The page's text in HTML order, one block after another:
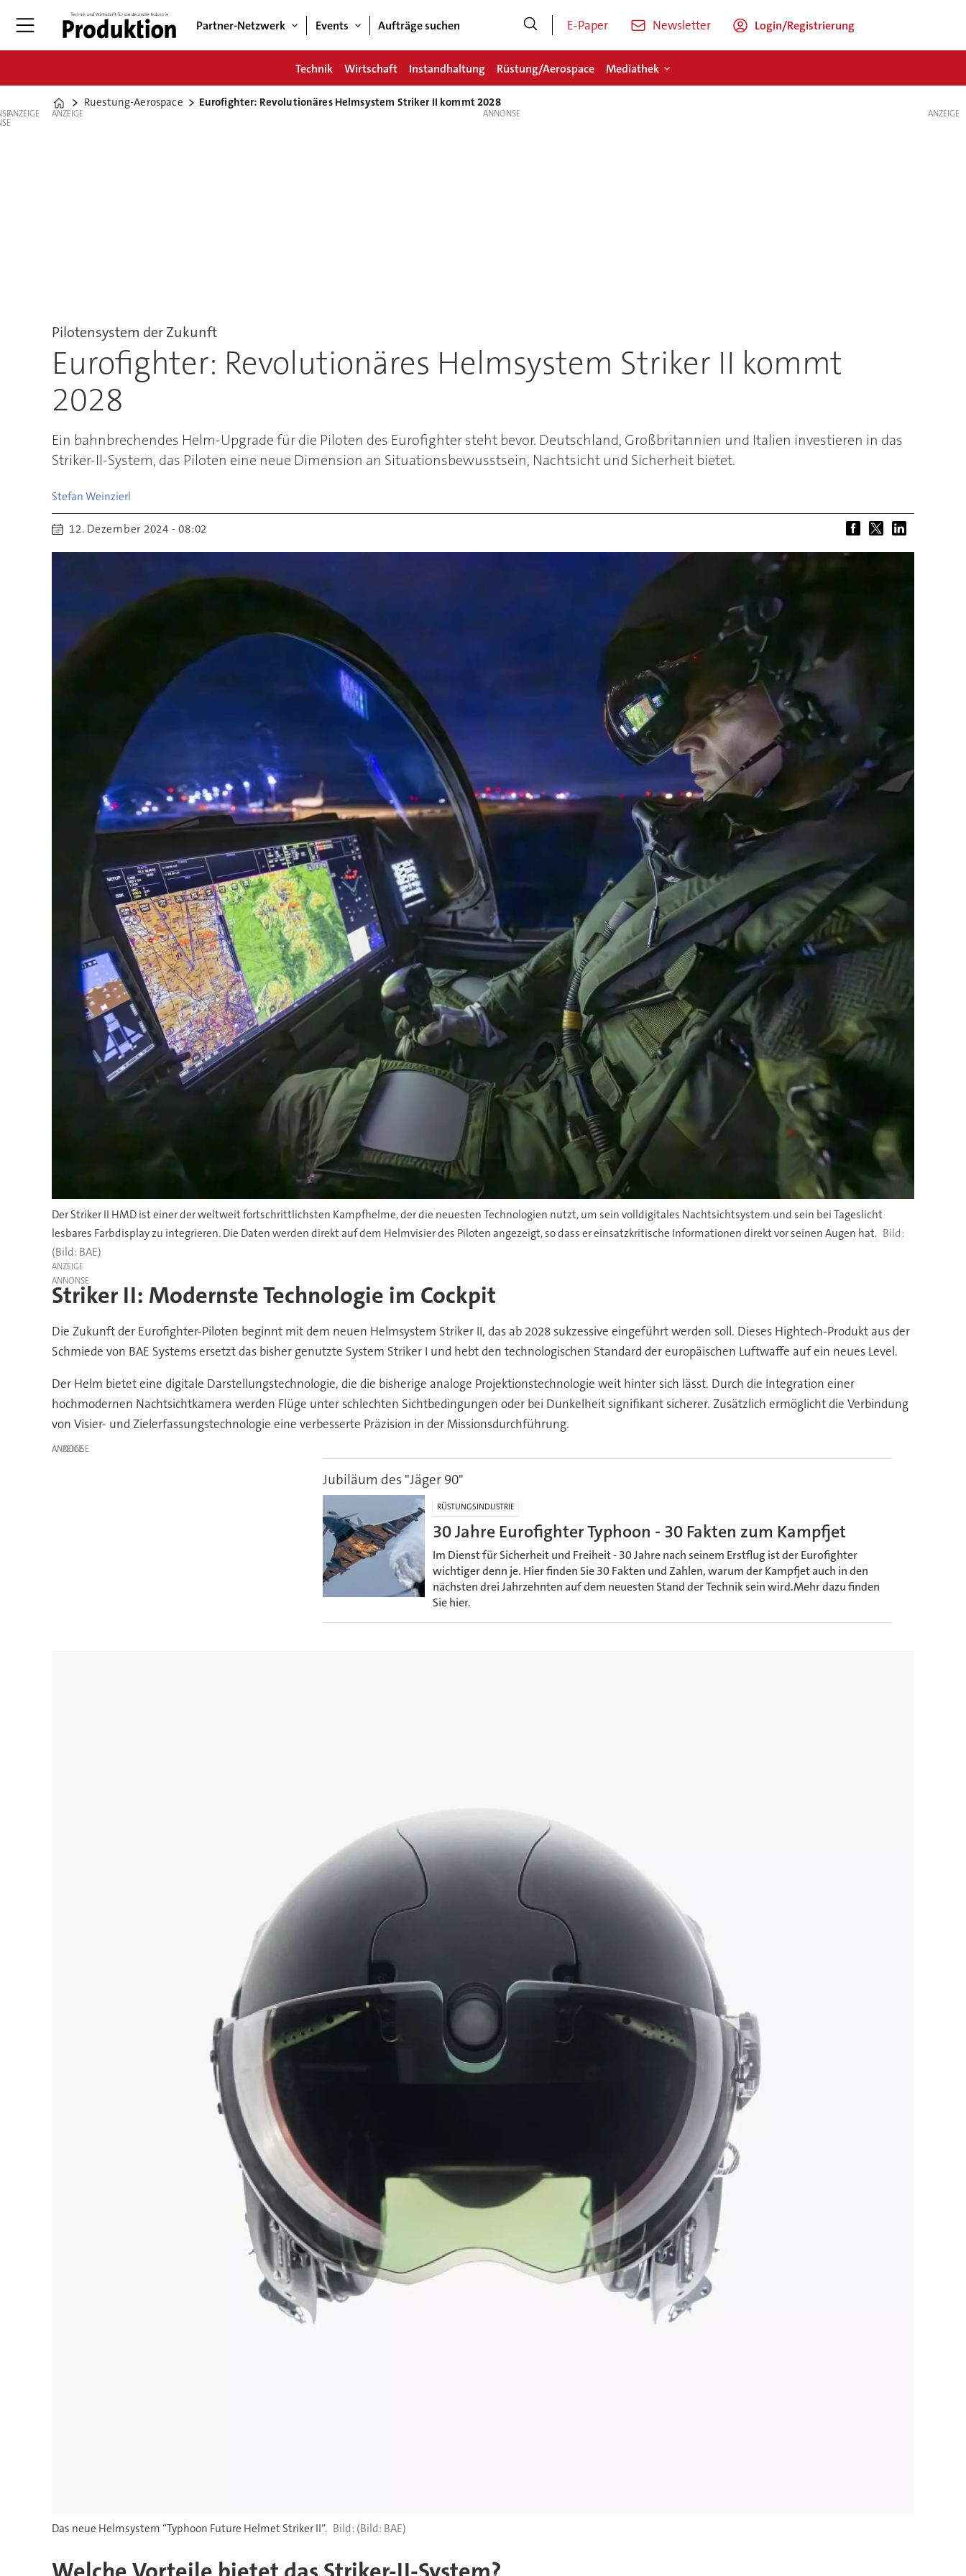
Partner-Netzwerk Events Aufträge suchen E-Paper Newsletter Login/Registrierung
Technik Wirtschaft Instandhaltung Rüstung/Aerospace Mediathek
Home
Ruestung-Aerospace Eurofighter: Revolutionäres Helmsystem Striker II kommt 2028
ANZEIGE ANZEIGE
Pilotensystem der Zukunft
Eurofighter: Revolutionäres Helmsystem Striker II kommt
2028
Ein bahnbrechendes Helm-Upgrade für die Piloten des Eurofighter steht bevor. Deutschland, Großbritannien und Italien investieren in das
Striker-II-System, das Piloten eine neue Dimension an Situationsbewusstsein, Nachtsicht und Sicherheit bietet.
Stefan Weinzierl
12. Dezember 2024 - 08:02
Der Striker II HMD ist einer der weltweit fortschrittlichsten Kampfhelme, der die neuesten Technologien nutzt, um sein volldigitales Nachtsichtsystem und sein bei Tageslicht
lesbares Farbdisplay zu integrieren. Die Daten werden direkt auf dem Helmvisier des Piloten angezeigt, so dass er einsatzkritische Informationen direkt vor seinen Augen hat.
(Bild: BAE)
ANZEIGE
Striker II: Modernste Technologie im Cockpit
Die Zukunft der Eurofighter-Piloten beginnt mit dem neuen Helmsystem Striker II, das ab 2028 sukzessive eingeführt werden soll. Dieses Hightech-Produkt aus der
Schmiede von BAE Systems ersetzt das bisher genutzte System Striker I und hebt den technologischen Standard der europäischen Luftwaffe auf ein neues Level.
Der Helm bietet eine digitale Darstellungstechnologie, die die bisherige analoge Projektionstechnologie weit hinter sich lässt. Durch die Integration einer
hochmodernen Nachtsichtkamera werden Flüge unter schlechten Sichtbedingungen oder bei Dunkelheit signifikant sicherer. Zusätzlich ermöglicht die Verbindung
von Visier- und Zielerfassungstechnologie eine verbesserte Präzision in der Missionsdurchführung.
ANZEIGE
Jubiläum des "Jäger 90"
RÜSTUNGSINDUSTRIE
30 Jahre Eurofighter Typhoon - 30 Fakten zum Kampfjet
Im Dienst für Sicherheit und Freiheit - 30 Jahre nach seinem Erstflug ist der Eurofighter
wichtiger denn je. Hier finden Sie 30 Fakten und Zahlen, warum der Kampfjet auch in den
nächsten drei Jahrzehnten auf dem neuesten Stand der Technik sein wird.Mehr dazu finden
Sie hier.
Das neue Helmsystem “Typhoon Future Helmet Striker II”. (Bild: BAE)
ANZEIGE